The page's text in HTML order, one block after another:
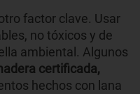
factor clave. Usar
no tóxicos y de
ambiental. Algunos
certificada,
hechos con lana